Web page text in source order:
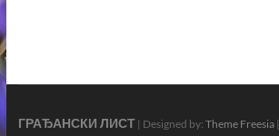
ГРАЂАНСКИ ЛИСТ| Designed by: Theme Freesia|